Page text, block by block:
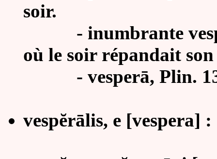
soir.
- inumbrante
où le soir répandait
- vesperā, Plin.
vespĕrālis, e [vespera]